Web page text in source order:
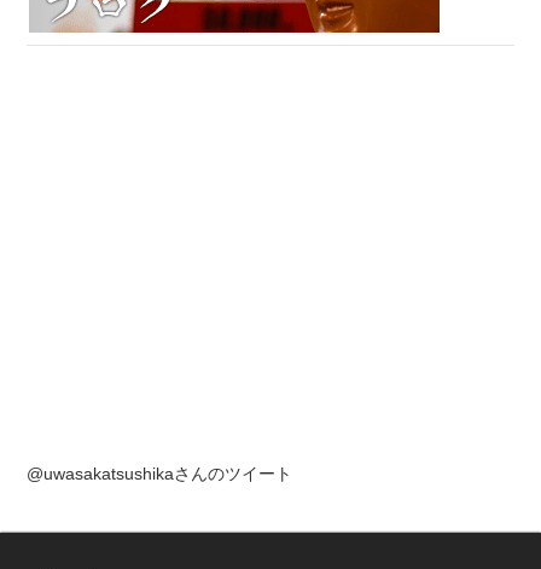
@uwasakatsushikaさんのツイート